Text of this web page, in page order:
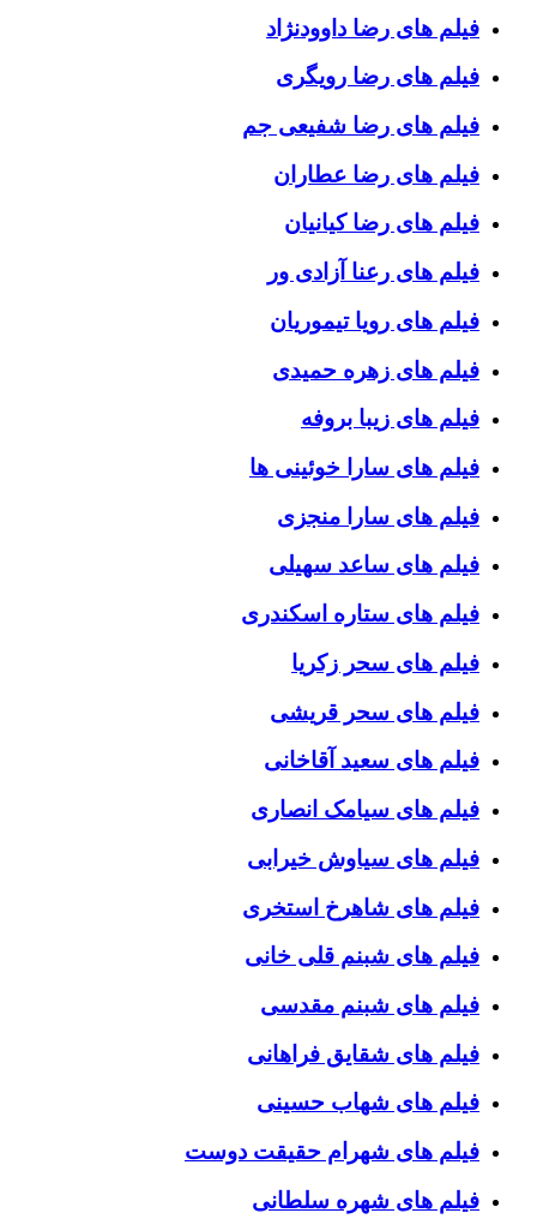
فیلم های رضا داوودنژاد
فیلم های رضا رویگری
فیلم های رضا شفیعی جم
فیلم های رضا عطاران
فیلم های رضا کیانیان
فیلم های رعنا آزادی ور
فیلم های رویا تیموریان
فیلم های زهره حمیدی
فیلم های زیبا بروفه
فیلم های سارا خوئینی ها
فیلم های سارا منجزی
فیلم های ساعد سهیلی
فیلم های ستاره اسکندری
فیلم های سحر زکریا
فیلم های سحر قریشی
فیلم های سعید آقاخانی
فیلم های سیامک انصاری
فیلم های سیاوش خیرابی
فیلم های شاهرخ استخری
فیلم های شبنم قلی خانی
فیلم های شبنم مقدسی
فیلم های شقایق فراهانی
فیلم های شهاب حسینی
فیلم های شهرام حقیقت دوست
فیلم های شهره سلطانی